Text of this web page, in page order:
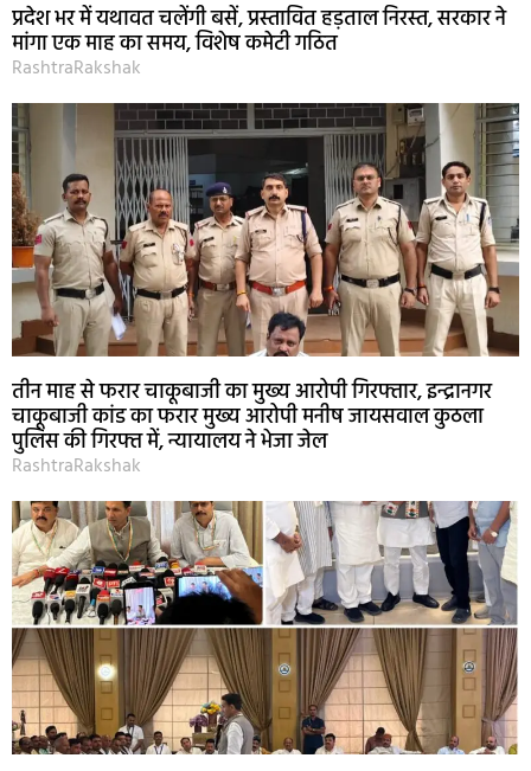
प्रदेश भर में यथावत चलेंगी बसें, प्रस्तावित हड़ताल निरस्त, सरकार ने
मांगा एक माह का समय, विशेष कमेटी गठित
RashtraRakshak
तीन माह से फरार चाकूबाजी का मुख्य आरोपी गिरफ्तार, इन्द्रानगर
चाकूबाजी कांड का फरार मुख्य आरोपी मनीष जायसवाल कुठला
पुलिस की गिरफ्त में, न्यायालय ने भेजा जेल
RashtraRakshak